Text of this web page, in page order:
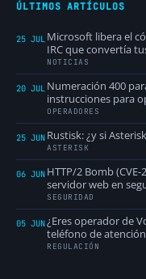
ÚLTIMOS ARTÍCULOS
25 JUL Microsoft libera el
IRC que convertía
NOTICIAS
20 JUL Numeración 400
instrucciones para
OPERADORES
25 JUN Rustisk: ¿y si
ASTERISK
06 JUN HTTP/2 Bomb
servidor web en
SEGURIDAD
05 JUN¿Eres operador de
teléfono de
REGULACIÓN